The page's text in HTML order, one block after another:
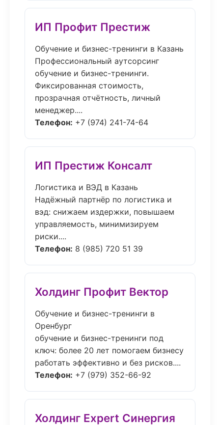
ИП Профит Престиж
Обучение и бизнес-тренинги в Казань
Профессиональный аутсорсинг
обучение и бизнес-тренинги.
Фиксированная стоимость,
прозрачная отчётность, личный
менеджер....
Телефон: +7 (974) 241-74-64
ИП Престиж Консалт
Логистика и ВЭД в Казань
Надёжный партнёр по логистика и
вэд: снижаем издержки, повышаем
управляемость, минимизируем
риски....
Телефон: 8 (985) 720 51 39
Холдинг Профит Вектор
Обучение и бизнес-тренинги в
Оренбург
обучение и бизнес-тренинги под
ключ: более 20 лет помогаем бизнесу
работать эффективно и без рисков....
Телефон: +7 (979) 352-66-92
Холдинг Expert Синергия